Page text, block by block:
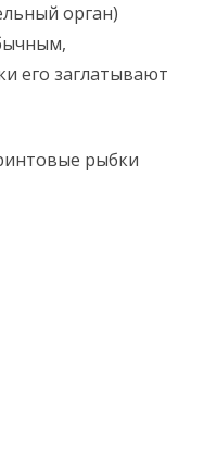
орган)
его заглатывают